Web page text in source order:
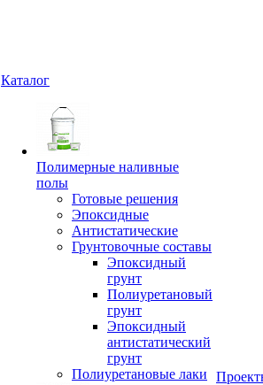
Каталог
Полимерные наливные
полы
Готовые решения
Эпоксидные
Антистатические
Грунтовочные составы
Эпоксидный
грунт
Полиуретановый
грунт
Эпоксидный
антистатический
грунт
Полиуретановые лаки